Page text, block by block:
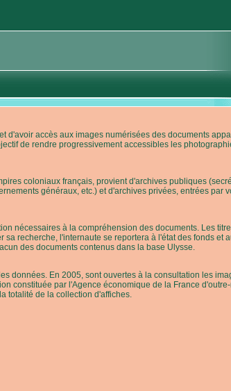
d'avoir accès aux images numérisées des documents
de rendre progressivement accessibles les
coloniaux français, provient d'archives publiques
généraux, etc.) et d'archives privées, entrées par
nécessaires à la compréhension des documents. Les
recherche, l'internaute se reportera à l'état des fonds et
des documents contenus dans la base Ulysse.
données. En 2005, sont ouvertes à la consultation les
constituée par l'Agence économique de la France
totalité de la collection d'affiches.